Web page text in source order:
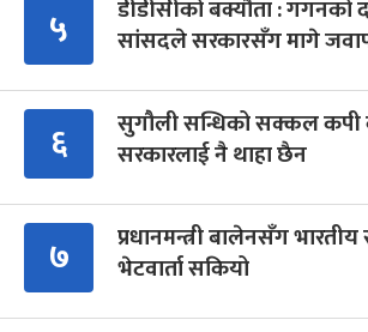
५
डीडीसीको बक्यौता : गगनको
सांसदले सरकारसँग मागे
६
सुगौली सन्धिको सक्कल कपी
सरकारलाई नै थाहा छैन
७
प्रधानमन्त्री बालेनसँग
भेटवार्ता सकियो